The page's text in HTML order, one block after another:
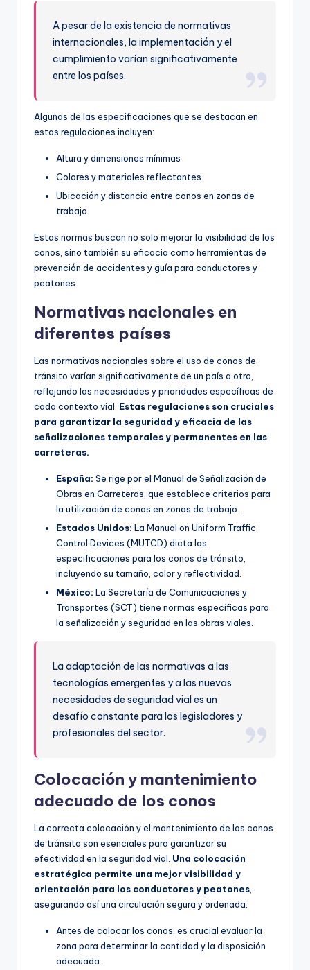
A pesar de la existencia de normativas
internacionales, la implementación y el
cumplimiento varían significativamente
entre los países.
Algunas de las especificaciones que se destacan en
estas regulaciones incluyen:
Altura y dimensiones mínimas
Colores y materiales reflectantes
Ubicación y distancia entre conos en zonas de
trabajo
Estas normas buscan no solo mejorar la visibilidad de los
conos, sino también su eficacia como herramientas de
prevención de accidentes y guía para conductores y
peatones.
Normativas nacionales en
diferentes países
Las normativas nacionales sobre el uso de conos de
tránsito varían significativamente de un país a otro,
reflejando las necesidades y prioridades específicas de
cada contexto vial. Estas regulaciones son cruciales
para garantizar la seguridad y eficacia de las
señalizaciones temporales y permanentes en las
carreteras.
España: Se rige por el Manual de Señalización de
Obras en Carreteras, que establece criterios para
la utilización de conos en zonas de trabajo.
Estados Unidos: La Manual on Uniform Traffic
Control Devices (MUTCD) dicta las
especificaciones para los conos de tránsito,
incluyendo su tamaño, color y reflectividad.
México: La Secretaría de Comunicaciones y
Transportes (SCT) tiene normas específicas para
la señalización y seguridad en las obras viales.
La adaptación de las normativas a las
tecnologías emergentes y a las nuevas
necesidades de seguridad vial es un
desafío constante para los legisladores y
profesionales del sector.
Colocación y mantenimiento
adecuado de los conos
La correcta colocación y el mantenimiento de los conos
de tránsito son esenciales para garantizar su
efectividad en la seguridad vial. Una colocación
estratégica permite una mejor visibilidad y
orientación para los conductores y peatones
asegurando así una circulación segura y ordenada.
Antes de colocar los conos, es crucial evaluar la
zona para determinar la cantidad y la disposición
adecuada.